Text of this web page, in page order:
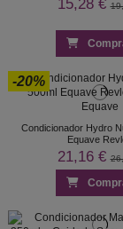
15,28 €
-20%
Condicionador Hydro
Equave
21,16 €